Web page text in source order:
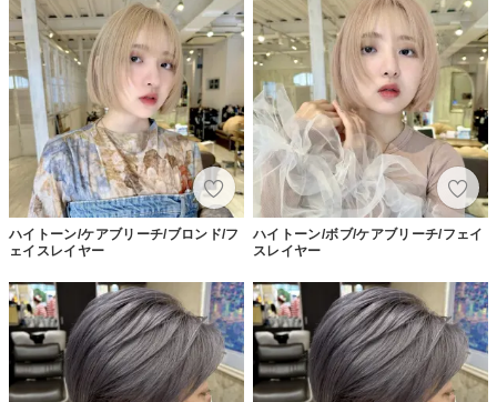
ハイトーン/ケアブリーチ/ブロンド/フ
ェイスレイヤー
ハイトーン/ボブ/ケアブリーチ/フェイ
スレイヤー